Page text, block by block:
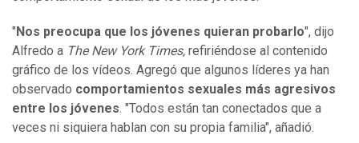
" Nos preocupa que los jóvenes quieran probarlo", dijo
Alfredo a The New York Times, refiriéndose al contenido
gráfico de los vídeos. Agregó que algunos líderes ya han
observado comportamientos sexuales más agresivos
entre los jóvenes. "Todos están tan conectados que a
veces ni siquiera hablan con su propia familia", añadió.